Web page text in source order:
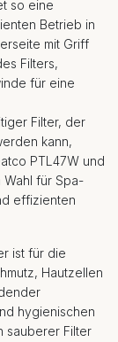
so eine
Betrieb in
mit Griff
Filters,
für eine
Filter, der
kann,
PTL47W und
Wahl für Spa-
effizienten
ist für die
Hautzellen
hygienischen
sauberer Filter